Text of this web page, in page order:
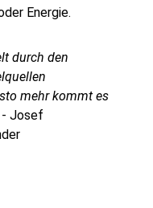
Energie.
durch den
mehr kommt es
Josef